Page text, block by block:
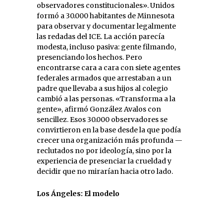
observadores constitucionales». Unidos
formó a 30.000 habitantes de Minnesota
para observar y documentar legalmente
las redadas del ICE. La acción parecía
modesta, incluso pasiva: gente filmando,
presenciando los hechos. Pero
encontrarse cara a cara con siete agentes
federales armados que arrestaban a un
padre que llevaba a sus hijos al colegio
cambió a las personas. «Transforma a la
gente», afirmó González Avalos con
sencillez. Esos 30.000 observadores se
convirtieron en la base desde la que podía
crecer una organización más profunda —
reclutados no por ideología, sino por la
experiencia de presenciar la crueldad y
decidir que no mirarían hacia otro lado.
Los Ángeles: El modelo